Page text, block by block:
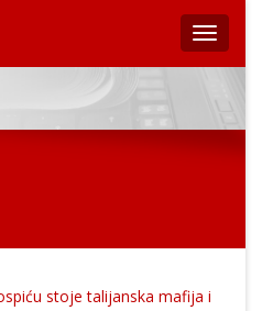
stoje talijanska mafija i